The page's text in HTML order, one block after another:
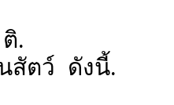
ติ. เป็น
สัตว์ ดังนี้.